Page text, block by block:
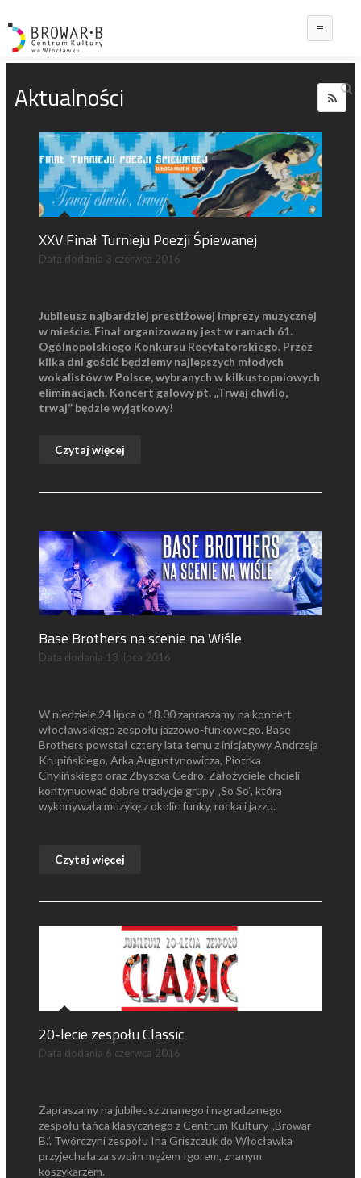
Aktualności
XXV Finał Turnieju Poezji Śpiewanej
Data dodania 3 czerwca 2016
Jubileusz najbardziej prestiżowej imprezy muzycznej
w mieście. Finał organizowany jest w ramach 61.
Ogólnopolskiego Konkursu Recytatorskiego. Przez
kilka dni gościć będziemy najlepszych młodych
wokalistów w Polsce, wybranych w kilkustopniowych
eliminacjach. Koncert galowy pt. „Trwaj chwilo,
trwaj” będzie wyjątkowy!
Czytaj więcej
Base Brothers na scenie na Wiśle
Data dodania 13 lipca 2016
W niedzielę 24 lipca o 18.00 zapraszamy na koncert
włocławskiego zespołu jazzowo-funkowego. Base
Brothers powstał cztery lata temu z inicjatywy Andrzeja
Krupińskiego, Arka Augustynowicza, Piotrka
Chylińskiego oraz Zbyszka Cedro. Założyciele chcieli
kontynuować dobre tradycje grupy „So So”, która
wykonywała muzykę z okolic funky, rocka i jazzu.
Czytaj więcej
20-lecie zespołu Classic
Data dodania 6 czerwca 2016
Zapraszamy na jubileusz znanego i nagradzanego
zespołu tańca klasycznego z Centrum Kultury „Browar
B.”. Twórczyni zespołu Ina Griszczuk do Włocławka
przyjechała za swoim mężem Igorem, znanym
koszykarzem.